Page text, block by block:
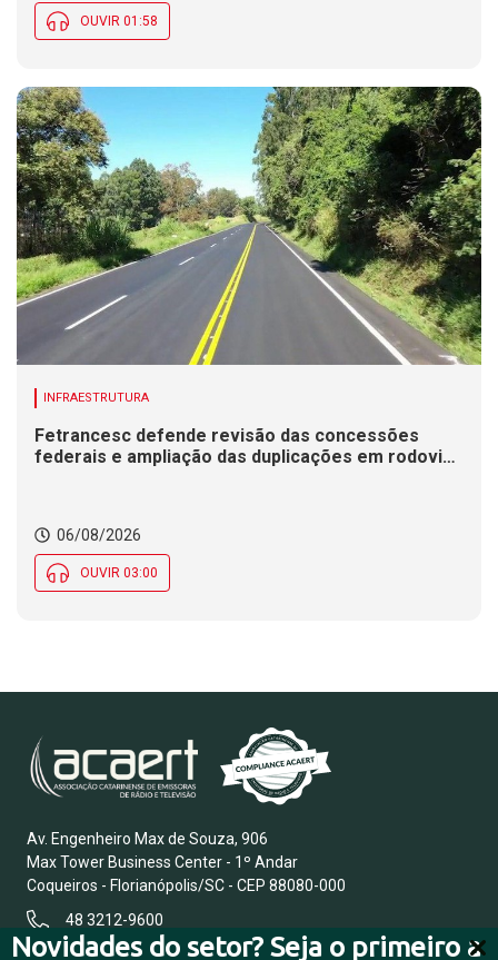
Novidades do setor? Seja o primeiro a
OUVIR 01:58
INFRAESTRUTURA
Fetrancesc defende revisão das concessões
federais e ampliação das duplicações em rodovias
06/08/2026
OUVIR 03:00
Av. Engenheiro Max de Souza, 906
Max Tower Business Center - 1º Andar
Coqueiros - Florianópolis/SC - CEP 88080-000
48 3212-9600